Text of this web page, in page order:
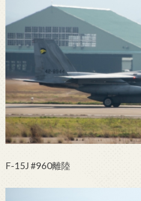
F-15J #960離陸